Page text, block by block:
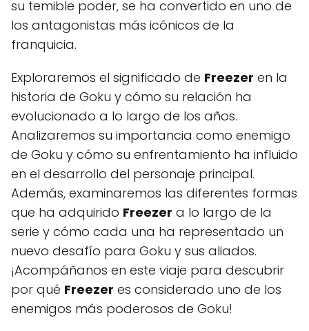
su temible poder, se ha convertido en uno de
los antagonistas más icónicos de la
franquicia.
Exploraremos el significado de Freezer en la
historia de Goku y cómo su relación ha
evolucionado a lo largo de los años.
Analizaremos su importancia como enemigo
de Goku y cómo su enfrentamiento ha influido
en el desarrollo del personaje principal.
Además, examinaremos las diferentes formas
que ha adquirido Freezer a lo largo de la
serie y cómo cada una ha representado un
nuevo desafío para Goku y sus aliados.
¡Acompáñanos en este viaje para descubrir
por qué Freezer es considerado uno de los
enemigos más poderosos de Goku!